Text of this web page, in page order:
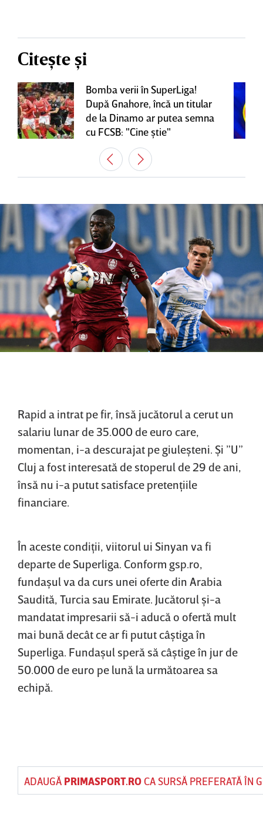
Citește și
Bomba verii în SuperLiga!
După Gnahore, încă un titular
de la Dinamo ar putea semna
cu FCSB: "Cine ştie"
Rapid a intrat pe fir, însă jucătorul a cerut un
salariu lunar de 35.000 de euro care,
momentan, i-a descurajat pe giuleşteni. Şi ”U”
Cluj a fost interesată de stoperul de 29 de ani,
însă nu i-a putut satisface pretenţiile
financiare.
În aceste condiţii, viitorul ui Sinyan va fi
departe de Superliga. Conform gsp.ro,
fundaşul va da curs unei oferte din Arabia
Saudită, Turcia sau Emirate. Jucătorul şi-a
mandatat impresarii să-i aducă o ofertă mult
mai bună decât ce ar fi putut câştiga în
Superliga. Fundaşul speră să câştige în jur de
50.000 de euro pe lună la următoarea sa
echipă.
ADAUGĂ PRIMASPORT.ROCA SURSĂ PREFERATĂ ÎN